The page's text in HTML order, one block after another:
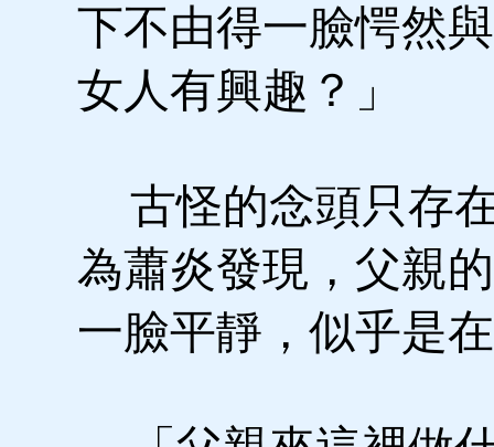
下不由得一臉愕然
女人有興趣？」
古怪的念頭只存
為蕭炎發現，父親
一臉平靜，似乎是